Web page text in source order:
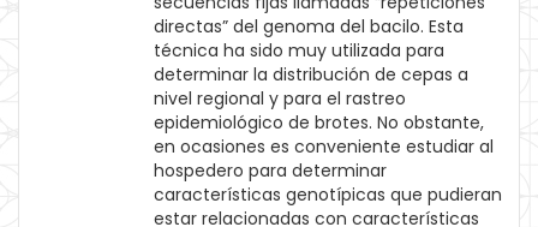
directas” del genoma del bacilo. Esta
técnica ha sido muy utilizada para
determinar la distribución de cepas a
nivel regional y para el rastreo
epidemiológico de brotes. No obstante,
en ocasiones es conveniente estudiar al
hospedero para determinar
características genotípicas que pudieran
estar relacionadas con características